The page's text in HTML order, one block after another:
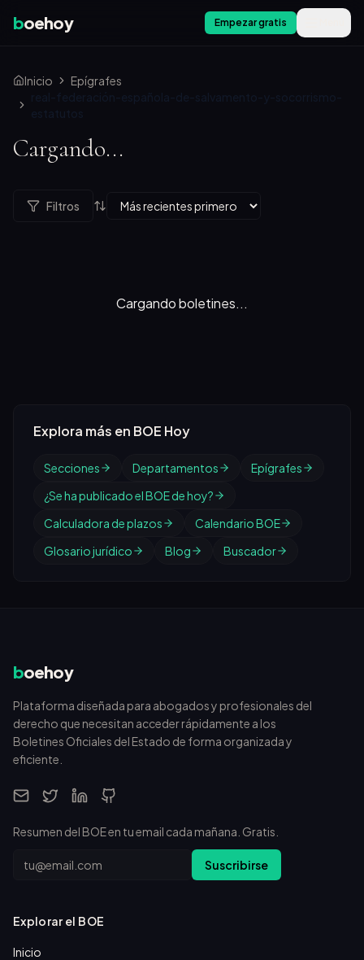
boehoy Empezar gratis
Inicio
Epígrafes
real-federación-española-de-salvamento-y-socorrismo-
estatutos
Cargando...
Filtros
Cargando boletines...
Explora más en BOE Hoy
Secciones Departamentos
Epígrafes
¿Se ha publicado el BOE de hoy?
Calculadora de plazos
Calendario BOE
Glosario jurídico
Blog Buscador
boehoy
Plataforma diseñada para abogados y profesionales del
derecho que necesitan acceder rápidamente a los
Boletines Oficiales del Estado de forma organizada y
eficiente.
Resumen del BOE en tu email cada mañana. Gratis.
Email Suscribirse
Explorar el BOE
Inicio